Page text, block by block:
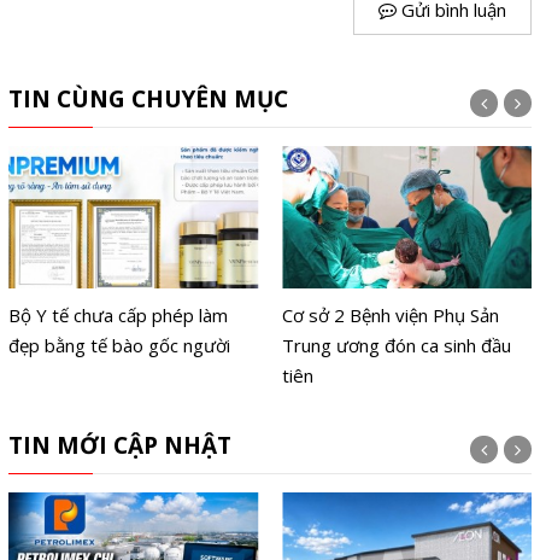
Gửi bình luận
TIN CÙNG CHUYÊN MỤC
Bộ Y tế chưa cấp phép làm
đẹp bằng tế bào gốc người
Cơ sở 2 Bệnh viện Phụ Sản
Trung ương đón ca sinh đầu
tiên
TIN MỚI CẬP NHẬT